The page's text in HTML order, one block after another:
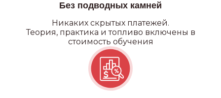
Без подводных камней
Никаких скрытых платежей.
Теория, практика и топливо включены в
стоимость обучения